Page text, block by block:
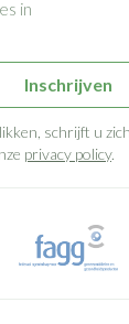
Inschrijven
schrijft u
privacy policy.